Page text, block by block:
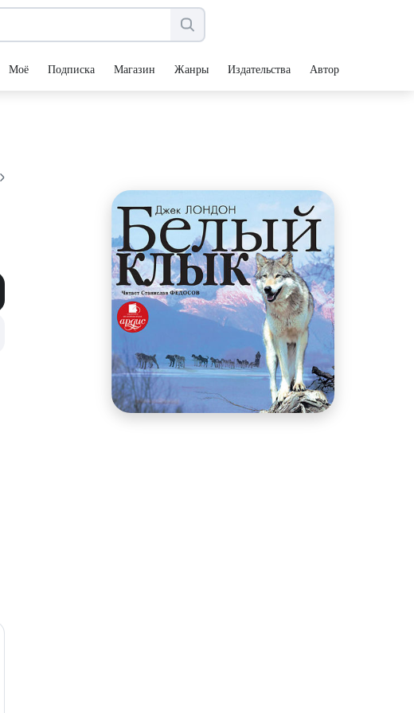
Моё Подписка Магазин Жанры Издательства Авторы